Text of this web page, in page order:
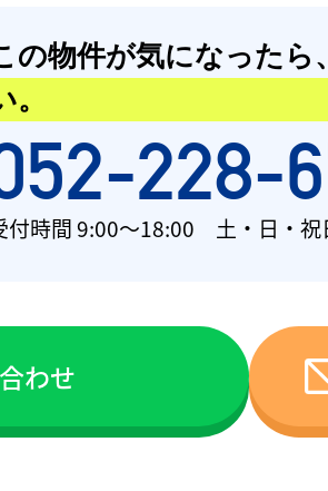
の物件が気になったら、
。
228-
付時間 9:00〜18:00 土・日・祝
わせ